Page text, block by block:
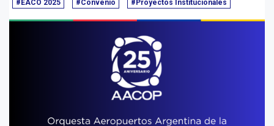
CONVENIO IUCE - AACOP
#EACO 2025 #Convenio #Proyectos Institucionales